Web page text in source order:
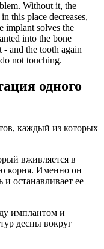
Without it, the
this place decreases,
implant solves the
into the bone
- and the tooth again
not touching.
одного
каждый из которых
вживляется в
корня. Именно он
и останавливает ее
имплантом и
десны вокруг